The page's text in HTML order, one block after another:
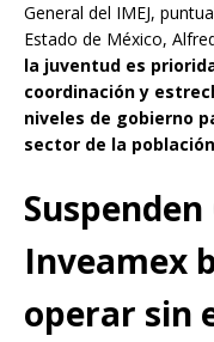
General del IMEJ,
Estado de México,
la juventud es
coordinación y
niveles de gobierno
sector de la población
Inveamex
operar sin